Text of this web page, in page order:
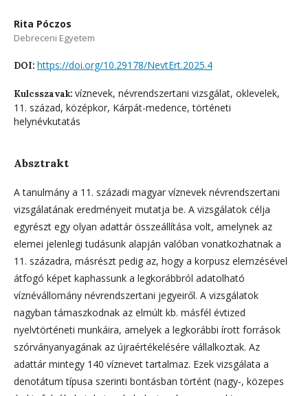
Rita Póczos
Debreceni Egyetem
DOI: https://doi.org/10.29178/NevtErt.2025.4
Kulcsszavak: víznevek, névrendszertani vizsgálat, oklevelek,
11. század, középkor, Kárpát-medence, történeti
helynévkutatás
Absztrakt
A tanulmány a 11. századi magyar víznevek névrendszertani
vizsgálatának eredményeit mutatja be. A vizsgálatok célja
egyrészt egy olyan adattár összeállítása volt, amelynek az
elemei jelenlegi tudásunk alapján valóban vonatkozhatnak a
11. századra, másrészt pedig az, hogy a korpusz elemzésével
átfogó képet kaphassunk a legkorábbról adatolható
víznévállomány névrendszertani jegyeiről. A vizsgálatok
nagyban támaszkodnak az elmúlt kb. másfél évtized
nyelvtörténeti munkáira, amelyek a legkorábbi írott források
szórványanyagának az újraértékelésére vállalkoztak. Az
adattár mintegy 140 víznevet tartalmaz. Ezek vizsgálata a
denotátum típusa szerinti bontásban történt (nagy-, közepes